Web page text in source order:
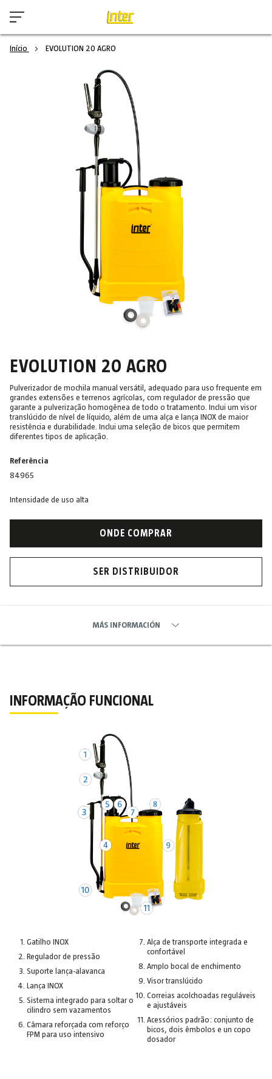
Início EVOLUTION 20 AGRO
EVOLUTION 20 AGRO
Pulverizador de mochila manual versátil, adequado para uso frequente em
grandes extensões e terrenos agrícolas, com regulador de pressão que
garante a pulverização homogênea de todo o tratamento. Inclui um visor
translúcido de nível de líquido, além de uma alça e lança INOX de maior
resistência e durabilidade. Inclui uma seleção de bicos que permitem
diferentes tipos de aplicação.
Referência
84965
Intensidade de uso alta
ONDE COMPRAR
SER DISTRIBUIDOR
MÁS INFORMACIÓN
INFORMAÇÃO FUNCIONAL
Gatilho INOX
Regulador de pressão
Suporte lança-alavanca
Lança INOX
Sistema integrado para soltar o
cilindro sem vazamentos
Câmara reforçada com reforço
FPM para uso intensivo
Alça de transporte integrada e
confortável
Amplo bocal de enchimento
Visor translúcido
Correias acolchoadas reguláveis
e ajustáveis
Acessórios padrão: conjunto de
bicos, dois êmbolos e un copo
dosador